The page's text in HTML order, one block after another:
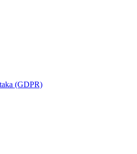
(GDPR)